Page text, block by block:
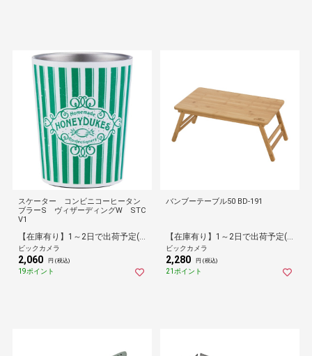
スケーター コンビニコーヒータン
ブラーS ヴィザーディングW STC
V1
【在庫有り】1～2日で出荷予定(日付指定可)
ビックカメラ
2,060 円 (税込)
19ポイント
バンブーテーブル50 BD-191
【在庫有り】1～2日で出荷予定(日付指定可)
ビックカメラ
2,280 円 (税込)
21ポイント